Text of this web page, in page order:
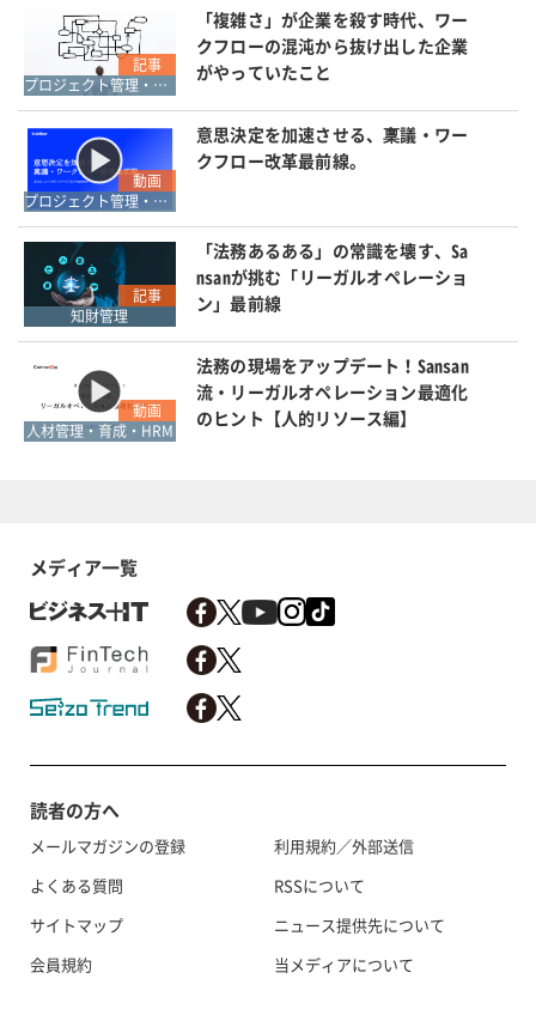
記事
プロジェクト管理・ワークフロー管理
「複雑さ」が企業を殺す時代、ワー
クフローの混沌から抜け出した企業
がやっていたこと
動画
プロジェクト管理・ワークフロー管理
意思決定を加速させる、稟議・ワー
クフロー改革最前線。
記事
知財管理
「法務あるある」の常識を壊す、Sa
nsanが挑む「リーガルオペレーショ
ン」最前線
動画
人材管理・育成・HRM
法務の現場をアップデート！Sansan
流・リーガルオペレーション最適化
のヒント【人的リソース編】
メディア一覧
読者の方へ
メールマガジンの登録
よくある質問
サイトマップ
会員規約
利用規約／外部送信
RSSについて
ニュース提供先について
当メディアについて